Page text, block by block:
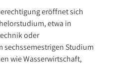
eröffnet sich
etwa in
oder
sechssemestrigen Studium
wie Wasserwirtschaft,